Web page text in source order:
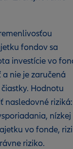
fondov sa
investície vo
nie je zaručená
Hodnotu
nasledovné riziká:
nízkej
vo fonde,
riziko.